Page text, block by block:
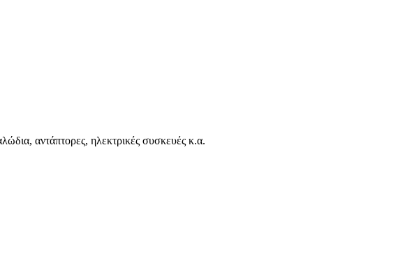
αντάπτορες, ηλεκτρικές συσκευές κ.α.